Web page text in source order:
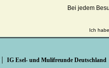
Bei jedem
Ich
| IG Esel- und Mulifreunde Deutschland